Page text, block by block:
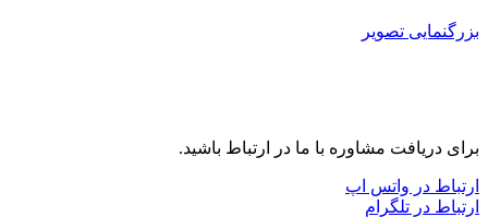
بزرگنمایی تصویر
برای دریافت مشاوره با ما در ارتباط باشید.
ارتباط در واتس اپ
ارتباط در تلگرام